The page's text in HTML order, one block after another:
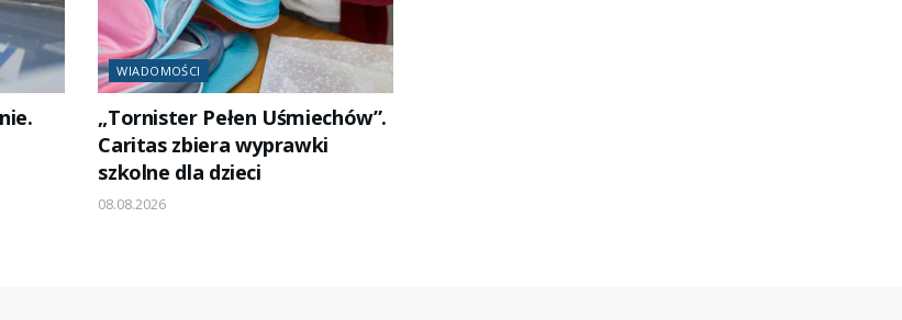
WIADOMOŚCI
„Tornister Pełen Uśmiechów”.
Caritas zbiera wyprawki
szkolne dla dzieci
08.08.2026